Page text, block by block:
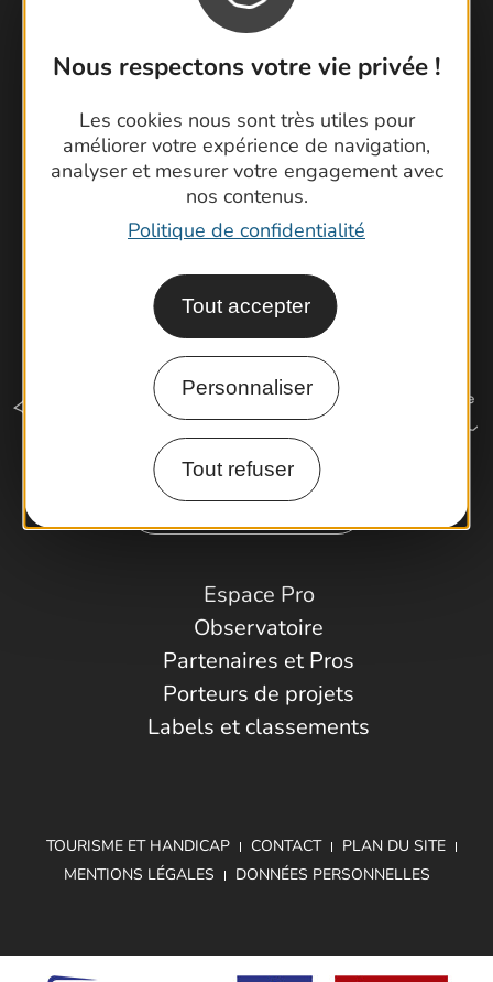
Nous respectons votre vie privée !
Les cookies nous sont très utiles pour
améliorer votre expérience de navigation,
analyser et mesurer votre engagement avec
nos contenus.
Politique de confidentialité
Tout accepter
Personnaliser
Tout refuser
Contactez-nous !
Brochures
Cartoguides et Topoguides
Latitude Gard
Comment venir ?
Espace Pro
Observatoire
Partenaires et Pros
Porteurs de projets
Labels et classements
TOURISME ET HANDICAP CONTACT
PLAN DU SITE
MENTIONS LÉGALES
DONNÉES PERSONNELLES